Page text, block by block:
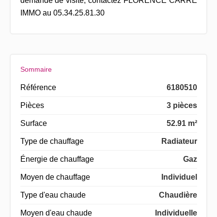
IMMO au 05.34.25.81.30
Sommaire
Référence 6180510
Pièces 3 pièces
Surface 52.91 m²
Type de chauffage Radiateur
Énergie de chauffage Gaz
Moyen de chauffage Individuel
Type d'eau chaude Chaudière
Moyen d'eau chaude Individuelle